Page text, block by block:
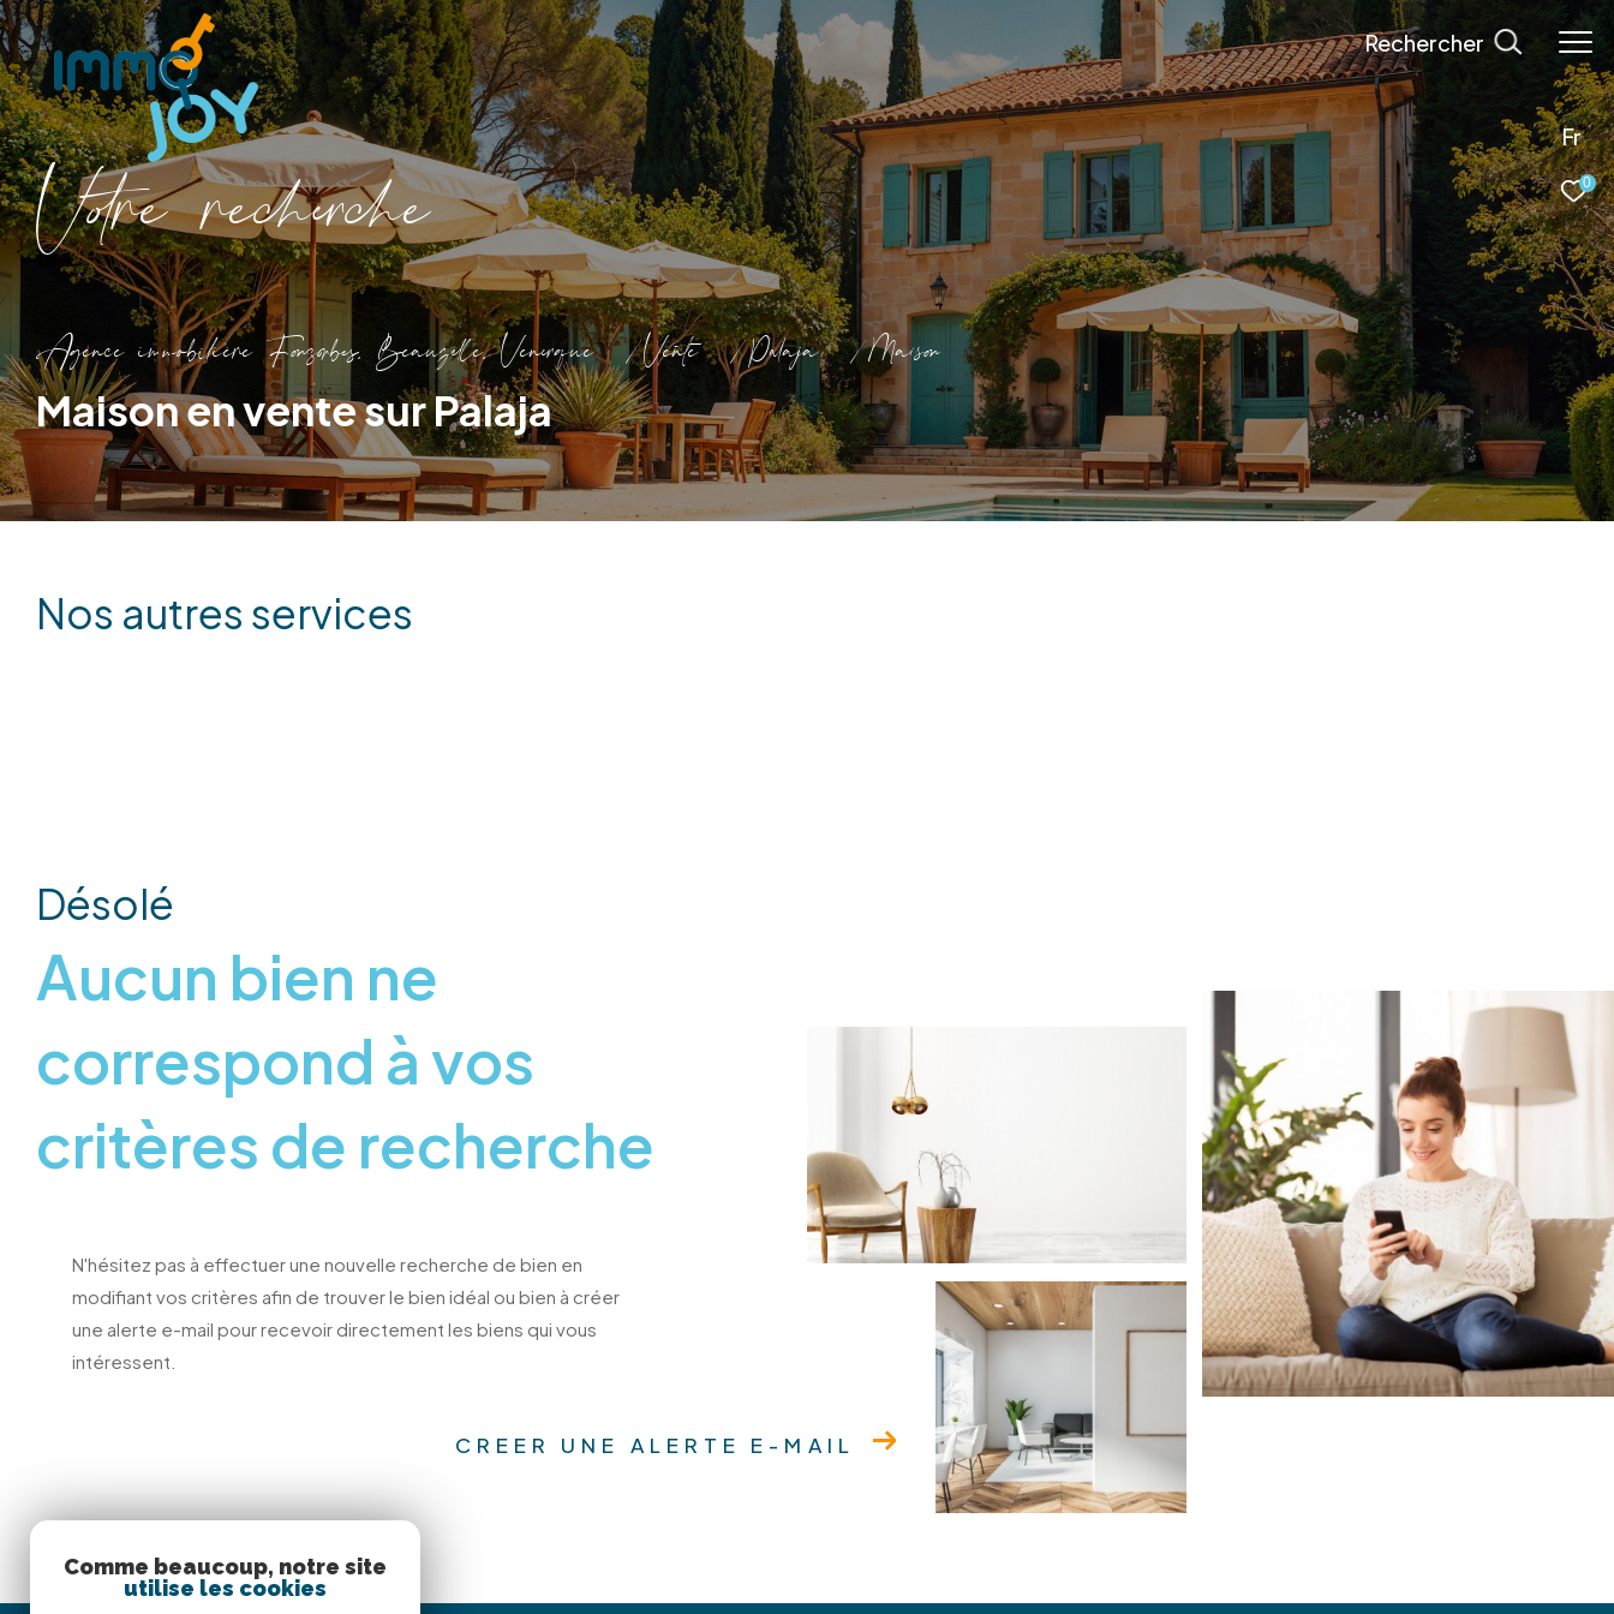
Fr
0
Rechercher
Vore recece
Agence immobilière Fonsorbes, Beauzelle, Venerque Vente Palaja Maison
Maison en vente sur Palaja
Nos autres services
Désolé
Aucun bien ne
correspond à vos
critères de recherche
N'hésitez pas à effectuer une nouvelle recherche de bien en
modifiant vos critères afin de trouver le bien idéal ou bien à créer
une alerte e-mail pour recevoir directement les biens qui vous
intéressent.
CREER UNE ALERTE E-MAIL
Comme beaucoup, notre site
utilise les cookies